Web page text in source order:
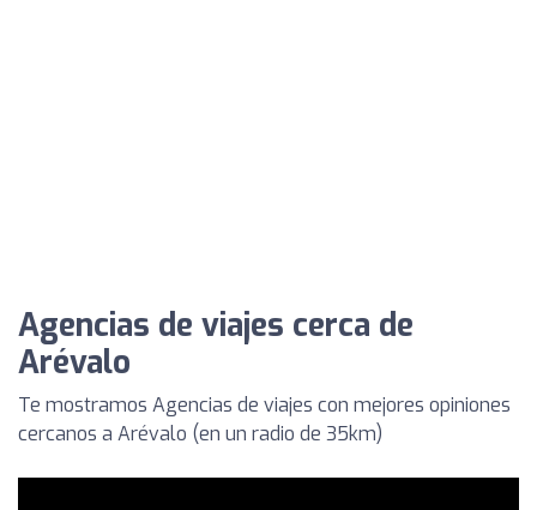
Agencias de viajes cerca de
Arévalo
Te mostramos Agencias de viajes con mejores opiniones
cercanos a Arévalo (en un radio de 35km)